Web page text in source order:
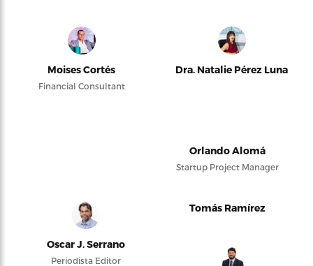
Moises Cortés
Financial Consultant
Dra. Natalie Pérez Luna
Orlando Alomá
Startup Project Manager
Oscar J. Serrano
Periodista Editor
Tomás Ramírez